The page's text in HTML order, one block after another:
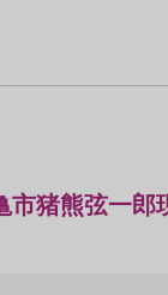
猪熊弦一郎